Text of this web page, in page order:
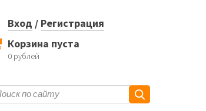
Вход / Регистрация
Корзина пуста
0 рублей